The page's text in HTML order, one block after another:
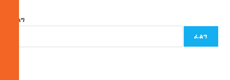
ፈልግ
ፈልግ